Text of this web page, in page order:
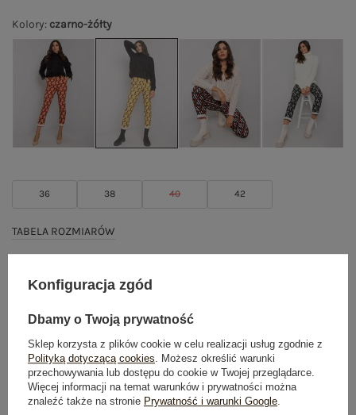
Kolory: czarno-żółty
36 38 40 42
TABELA ROZMIARÓW
Dostawaod 7,99 zł
Konfiguracja zgód
Dbamy o Twoją prywatność
Sklep korzysta z plików cookie w celu realizacji usług zgodnie z
Polityką dotyczącą cookies. Możesz określić warunki
przechowywania lub dostępu do cookie w Twojej przeglądarce.
Więcej informacji na temat warunków i prywatności można
znaleźć także na stronie Prywatność i warunki Google.